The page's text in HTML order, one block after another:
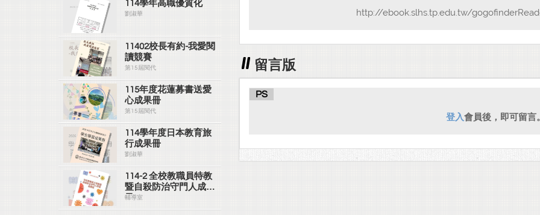
http://ebook.slhs.tp.edu.tw/
留言版
PS
登入會員後，即可留言
114學年高職優質化
劉淑華
11402校長有約-我愛閱
讀競賽
第15屆閱代
115年度花蓮募書送愛
心成果冊
第15屆閱代
114學年度日本教育旅
行成果冊
劉淑華
114-2 全校教職員特教
暨自殺防治守門人成果
冊
輔導室